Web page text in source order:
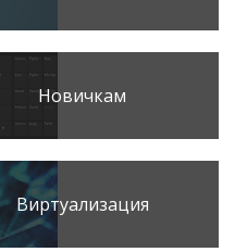
Новичкам
Виртуализация